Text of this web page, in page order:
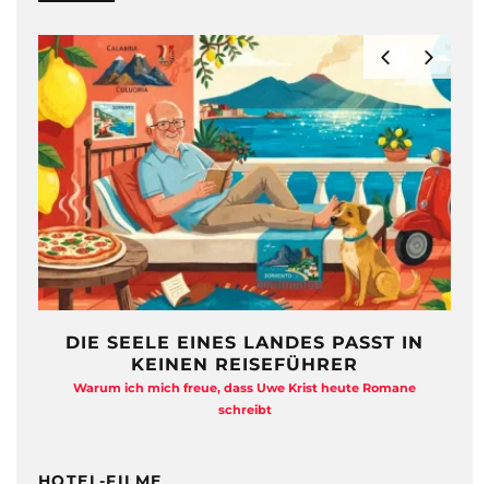
DIE SEELE EINES LANDES PASST IN
KEINEN REISEFÜHRER
Warum ich mich freue, dass Uwe Krist heute Romane
schreibt